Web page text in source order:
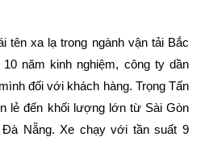
tên xa lạ trong ngành vận tải Bắc
năm kinh nghiệm, công ty dần
đối với khách hàng. Trọng Tấn
lẻ đến khối lượng lớn từ Sài Gòn
Nẵng. Xe chạy với tần suất 9